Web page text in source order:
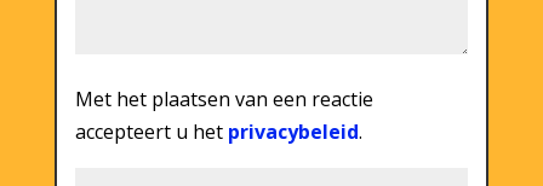
Met het plaatsen van een reactie
accepteert u het privacybeleid.